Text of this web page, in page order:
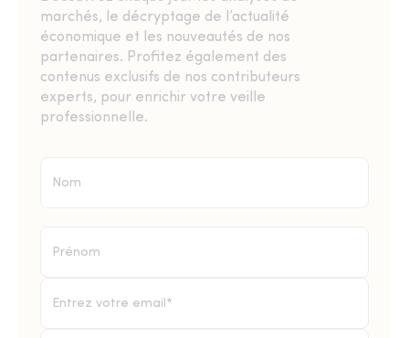
marchés, le décryptage de l’actualité
économique et les nouveautés de nos
partenaires. Profitez également des
contenus exclusifs de nos contributeurs
experts, pour enrichir votre veille
professionnelle.